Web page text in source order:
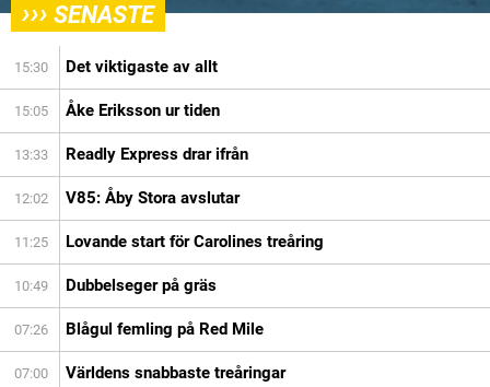
››› SENASTE
15:30 Det viktigaste av allt
15:05 Åke Eriksson ur tiden
13:33 Readly Express drar ifrån
12:02 V85: Åby Stora avslutar
11:25 Lovande start för Carolines treåring
10:49 Dubbelseger på gräs
07:26 Blågul femling på Red Mile
07:00 Världens snabbaste treåringar